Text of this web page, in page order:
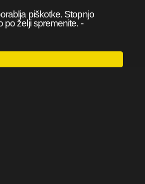
piškotke. Stopnjo
po želji spremenite. -